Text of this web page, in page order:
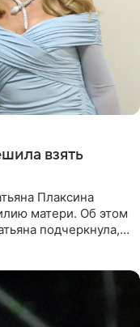
взять
Плаксина
матери. Об этом
подчеркнула,